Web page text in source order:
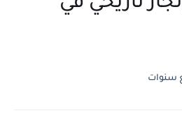
تاريخي في
سنوات